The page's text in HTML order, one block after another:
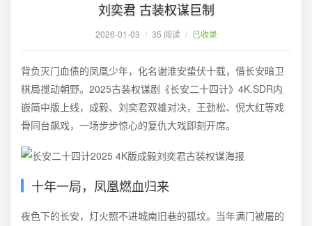
刘奕君 古装权谋巨制
2026-01-03 / 35 阅读 / 已收录
背负灭门血债的凤凰少年，化名谢淮安蛰伏十载，借长安暗卫
棋局搅动朝野。2025古装权谋剧《长安二十四计》4K.SDR内
嵌简中版上线，成毅、刘奕君双雄对决，王劲松、倪大红等戏
骨同台飙戏，一场步步惊心的复仇大戏即刻开席。
十年一局，凤凰燃血归来
夜色下的长安，灯火照不进城南旧巷的孤坟。当年满门被屠的